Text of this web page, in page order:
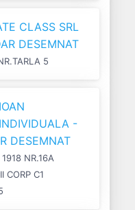
CLASS SRL
DESEMNAT
5
-
DESEMNAT
NR.16A
CORP C1